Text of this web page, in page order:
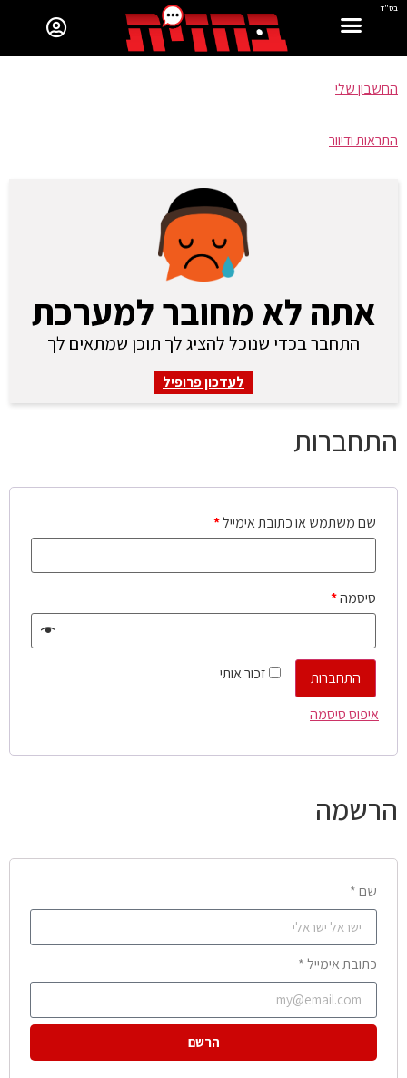
בס"ד
החשבון שלי
התראות ודיוור
אתה לא מחובר למערכת
התחבר בכדי שנוכל להציג לך תוכן שמתאים לך
לעדכון פרופיל
התחברות
שם משתמש או כתובת אימייל*
סיסמה*
זכור אותי
התחברות
איפוס סיסמה
הרשמה
שם *
כתובת אימייל *
הרשם